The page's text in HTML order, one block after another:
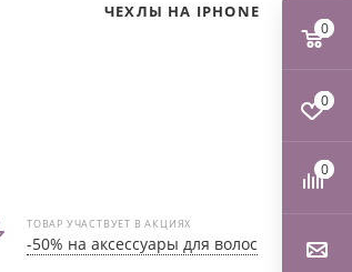
ЧЕХЛЫ НА IPHONE
ТОВАР УЧАСТВУЕТ В АКЦИЯХ
-50% на аксессуары для волос
0
0
0